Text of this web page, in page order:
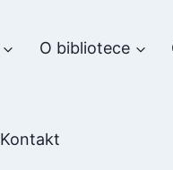
O bibliotece
Kontakt